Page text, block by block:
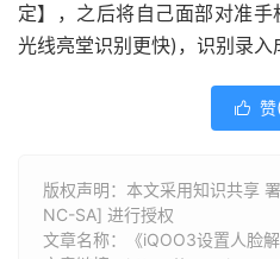
定】，之后将自己面部对准
光线亮堂识别更快)，识别录入
 赞
版权声明：本文采用知识共享
NC-SA] 进行授权
文章名称：《iQOO3设置人脸